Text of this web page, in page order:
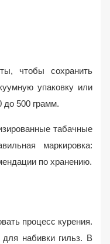
чтобы сохранить
упаковку или
до 500 грамм.
табачные
маркировка:
по хранению.
процесс курения.
для набивки гильз. В